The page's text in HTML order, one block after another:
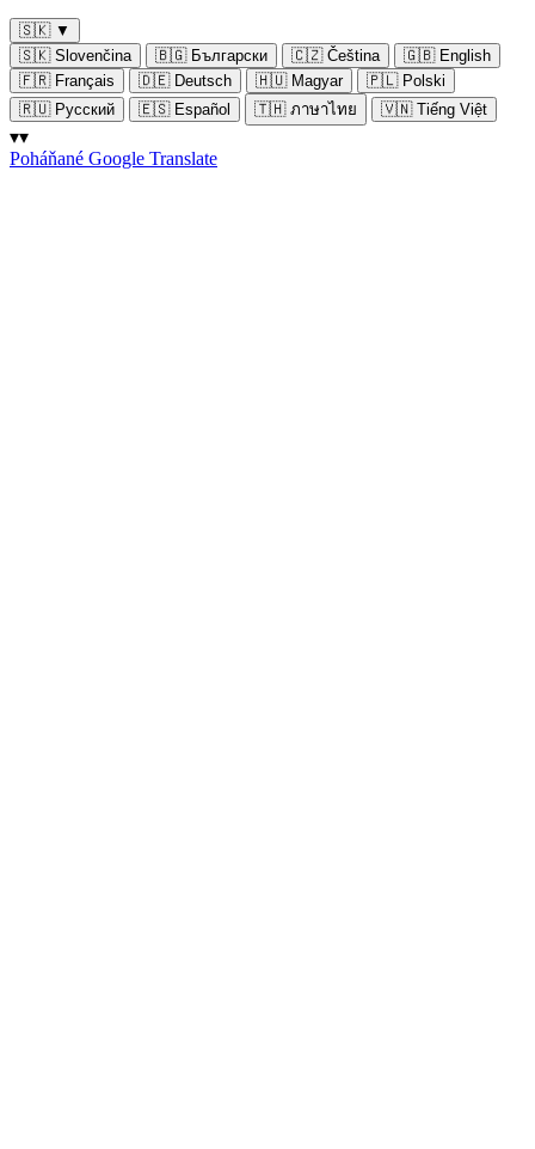
🇸🇰 ▼
🇸🇰 Slovenčina 🇧🇬 Български 🇨🇿 Čeština 🇬🇧 English
🇫🇷 Français 🇩🇪 Deutsch 🇭🇺 Magyar 🇵🇱 Polski
🇷🇺 Русский 🇪🇸 Español 🇹🇭 ภาษาไทย 🇻🇳 Tiếng Việt
▾▾
Poháňané Google Translate